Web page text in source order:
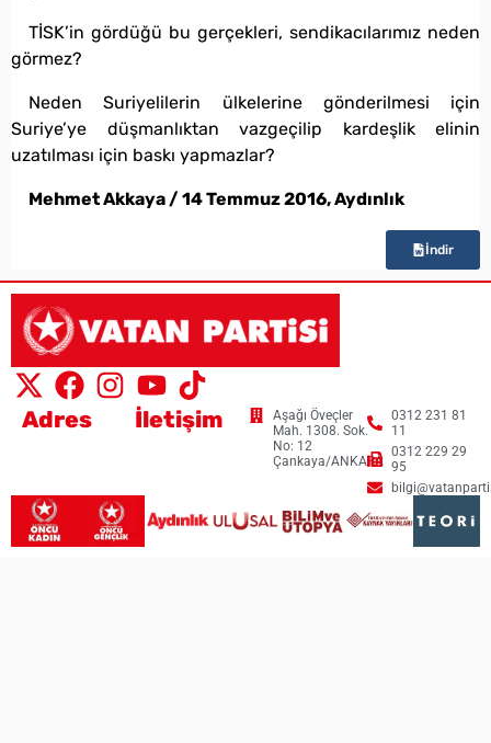
TİSK’in gördüğü bu gerçekleri, sendikacılarımız neden
görmez?
Neden Suriyelilerin ülkelerine gönderilmesi için
Suriye’ye düşmanlıktan vazgeçilip kardeşlik elinin
uzatılması için baskı yapmazlar?
Mehmet Akkaya / 14 Temmuz 2016, Aydınlık
İndir
Adres
Aşağı Öveçler
Mah. 1308. Sok.
No: 12
Çankaya/ANKARA
İletişim
0312 231 81
11
0312 229 29
95